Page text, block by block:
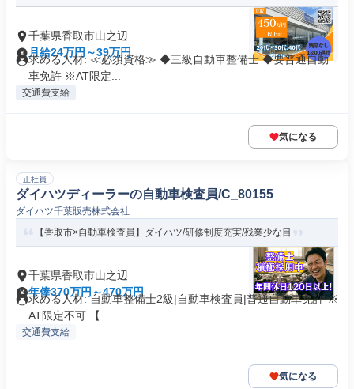
千葉県香取市山之辺
月給24万円～39万円
求める人材: ≪必須資格≫ ◆三級自動車整備士 ◆要普通自動
車免許 ※AT限定...
交通費支給
気になる
正社員
ダイハツディーラーの自動車検査員/C_80155
ダイハツ千葉販売株式会社
【香取市×自動車検査員】ダイハツ/研修制度充実/残業少な目
千葉県香取市山之辺
年俸370万円～470万円
求める人材: 自動車整備士2級|自動車検査員|普通自動車免許 ※
AT限定不可 【...
交通費支給
気になる